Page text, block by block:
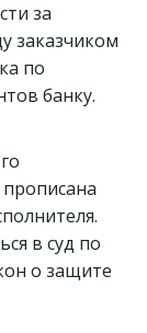
за
заказчиком
по
банку.
в суд по
о защите